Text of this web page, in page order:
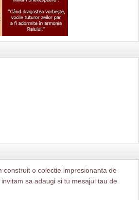
construit o colectie impresionanta de
invitam sa adaugi si tu mesajul tau de